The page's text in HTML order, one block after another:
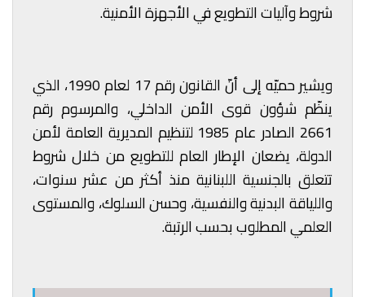
شروط وآليات التطويع في الأجهزة الأمنية.
ويشير حميّه إلى أنّ القانون رقم 17 لعام 1990، الذي
ينظّم شؤون قوى الأمن الداخلي، والمرسوم رقم
2661 الصادر عام 1985 لتنظيم المديرية العامة لأمن
الدولة، يضعان الإطار العام للتطويع من خلال شروط
تتعلق بالجنسية اللبنانية منذ أكثر من عشر سنوات،
واللياقة البدنية والنفسية، وحسن السلوك، والمستوى
العلمي المطلوب بحسب الرتبة.